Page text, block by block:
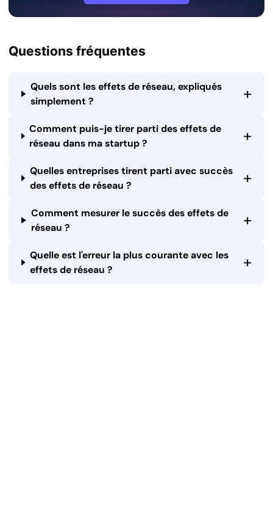
Questions fréquentes
Quels sont les effets de réseau, expliqués
simplement ?
+
Comment puis-je tirer parti des effets de
réseau dans ma startup ?
+
Quelles entreprises tirent parti avec succès
des effets de réseau ?
+
Comment mesurer le succès des effets de
réseau ?
+
Quelle est l'erreur la plus courante avec les
effets de réseau ?
+